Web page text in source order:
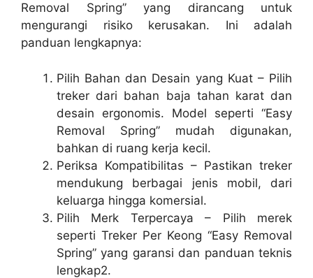
Removal Spring” yang dirancang untuk
mengurangi risiko kerusakan. Ini adalah
panduan lengkapnya:
Pilih Bahan dan Desain yang Kuat– Pilih
treker dari bahan baja tahan karat dan
desain ergonomis. Model seperti “Easy
Removal Spring” mudah digunakan,
bahkan di ruang kerja kecil.
Periksa Kompatibilitas – Pastikan treker
mendukung berbagai jenis mobil, dari
keluarga hingga komersial.
Pilih Merk Terpercaya – Pilih merek
seperti Treker Per Keong “Easy Removal
Spring” yang garansi dan panduan teknis
lengkap2.